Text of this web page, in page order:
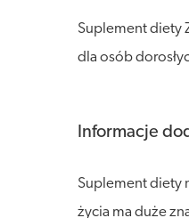
Suplement diety
dla osób
Informacje
Suplement diety
życia ma duże